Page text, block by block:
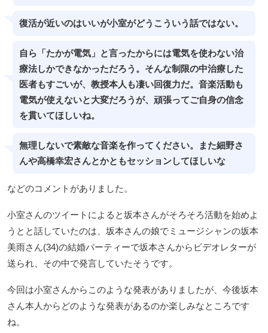
復活が近いのはいいが小室がどうこういう話ではない。
自ら「たかが電気」と言ったからには電気を使わない治
療法しかできなかっただろう。そんな制限の中治療した
医者もすごいが、教授本人も凄い回復力だ。音楽活動も
電気が使えないと大変だろうが、頑張ってご自身の信念
を貫いてほしいね。
無理しないで素敵な音楽を作ってください。また細野さ
んや高橋幸宏さんとかともセッションしてほしいな
などのコメントがありました。
小室さんのツイートによると坂本さんがそろそろ活動を始めよ
うとと話していたのは、坂本さんの娘でミュージシャンの坂本
美雨さん(34)の結婚パーティーで坂本さんからビデオレターが
送られ、その中で発言していたそうです。
今回は小室さんからこのような発表がありましたが、今後坂本
さん本人からどのような発表があるのか楽しみなところです
ね。